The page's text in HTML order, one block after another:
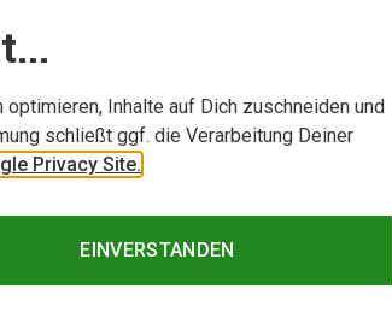
Inhalte auf Dich zuschneiden und
schließt ggf. die Verarbeitung Deiner
Privacy Site.
EINVERSTANDEN